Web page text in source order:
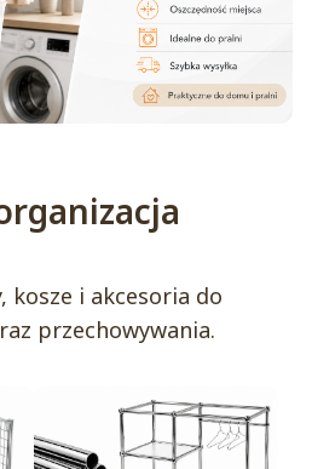
kosze i akcesoria do
przechowywania.